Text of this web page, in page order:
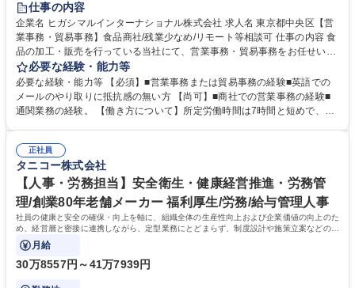
仕事の内容
企業名 ヒガシマルインターナショナル株式会社 求人名 東京都中央区【営
業事務・貿易事務】食品商社/残業少なめ/リモート等相談可 仕事の内容 食
品の加工・販売を行っている当社にて、営業事務・貿易事務をお任せいた
します。営業社員のサポートポジションとして、受発注から海外工場との
調整まで幅広く対応し、当社事業の根幹を支えていただきます。 ■受発注
業務、請求書発行 ■海外工場とのスケジュール調整 ■在庫管理 ■輸入書類
の確認・作成 ■配送手配 ■通関業者を通して行う輸出入業全般 ■倉庫との
ルプロデュースしているため、商品に関わる全ての業務をサポート頂きま
す。 募集職種 東京都中央区【営業事務・貿易事務】食品商社/残業少なめ/
リモート等相談可
必要な経験・能力等
必要な経験・能力等 【必須】■営業事務または貿易事務の経験■英語での
メールのやり取りに抵抗感の無い方 【尚可】■商社での営業事務の経験■
通関業務の経験。 【働き方について】所定労働時間は7時間と短めで、残
の強み】1991年の設立以来、外食産業を中心としたお客様の多様なニー
ズに沿った冷凍水産物等の生産・輸入・販売を一貫して手掛けています。
自社工場と海外拠点の強固な連携によるワンストップサービスが最大の強
みです。 学歴・資格 学歴：大学院 大学 語学力：英語 資格：
正社員
タニコー株式会社
【人事・労務担当】安全衛生・健康経営推進・労務管
理/創業80年老舗メーカー 福利厚生/労務/給与管理人事
社員の健康と安全の確保・向上を軸に、組織全体の生産性向上および企業価値の向上のた
め、経営層と密接に連携しながら、定型業務にとどまらず、制度設計や施策立案などの上
流工程から関与していただきます。
月給
30万8557円～41万7939円